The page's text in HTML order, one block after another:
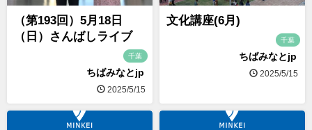
（第193回）5月18日
（日）さんばしライブ
千葉
ちばみなとjp
2025/5/15
文化講座(6月)
千葉
ちばみなとjp
2025/5/15